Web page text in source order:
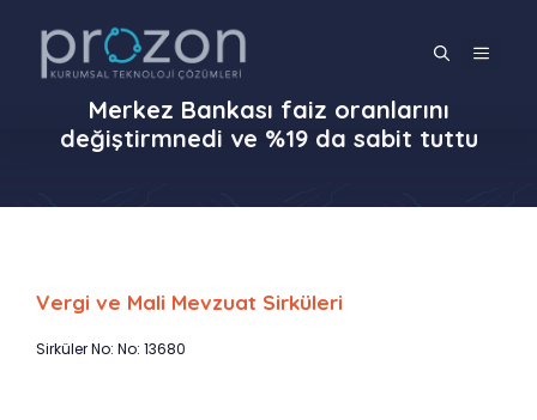
MENÜ
Merkez Bankası faiz oranlarını
değiştirmnedi ve %19 da sabit tuttu
Vergi ve Mali Mevzuat Sirküleri
Sirküler No: No: 13680